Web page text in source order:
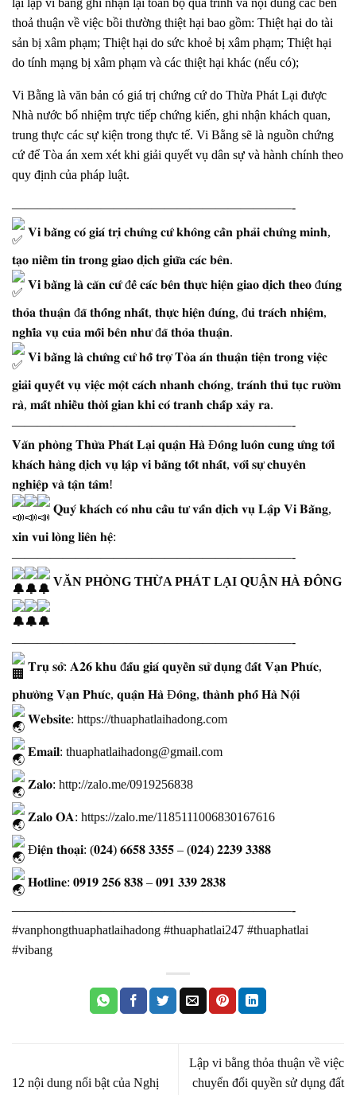
thoả thuận về việc bồi thường thiệt hại bao gồm: Thiệt hại do tài
sản bị xâm phạm; Thiệt hại do sức khoẻ bị xâm phạm; Thiệt hại
do tính mạng bị xâm phạm và các thiệt hại khác (nếu có);
Vi Bằng là văn bản có giá trị chứng cứ do Thừa Phát Lại được
Nhà nước bổ nhiệm trực tiếp chứng kiến, ghi nhận khách quan,
trung thực các sự kiện trong thực tế. Vi Bằng sẽ là nguồn chứng
cứ để Tòa án xem xét khi giải quyết vụ dân sự và hành chính theo
quy định của pháp luật.
——————————————————————-
𝐕𝐢 𝐛𝐚̆̀𝐧𝐠 𝐜𝐨́ 𝐠𝐢𝐚́ 𝐭𝐫𝐢̣ 𝐜𝐡𝐮̛́𝐧𝐠 𝐜𝐮̛́ 𝐤𝐡𝐨̂𝐧𝐠 𝐜𝐚̂̀𝐧 𝐩𝐡𝐚̉𝐢 𝐜𝐡𝐮̛́𝐧𝐠 𝐦𝐢𝐧𝐡,
𝐭𝐚̣𝐨 𝐧𝐢𝐞̂̀𝐦 𝐭𝐢𝐧 𝐭𝐫𝐨𝐧𝐠 𝐠𝐢𝐚𝐨 𝐝𝐢̣𝐜𝐡 𝐠𝐢𝐮̛̃𝐚 𝐜𝐚́𝐜 𝐛𝐞̂𝐧.
𝐕𝐢 𝐛𝐚̆̀𝐧𝐠 𝐥𝐚̀ 𝐜𝐚̆𝐧 𝐜𝐮̛́ đ𝐞̂̉ 𝐜𝐚́𝐜 𝐛𝐞̂𝐧 𝐭𝐡𝐮̛̣𝐜 𝐡𝐢𝐞̣̂𝐧 𝐠𝐢𝐚𝐨 𝐝𝐢̣𝐜𝐡 𝐭𝐡𝐞𝐨 đ𝐮́𝐧𝐠
𝐭𝐡𝐨̉𝐚 𝐭𝐡𝐮𝐚̣̂𝐧 đ𝐚̃ 𝐭𝐡𝐨̂́𝐧𝐠 𝐧𝐡𝐚̂́𝐭, 𝐭𝐡𝐮̛̣𝐜 𝐡𝐢𝐞̣̂𝐧 đ𝐮́𝐧𝐠, đ𝐮̉ 𝐭𝐫𝐚́𝐜𝐡 𝐧𝐡𝐢𝐞̣̂𝐦,
𝐧𝐠𝐡𝐢̃𝐚 𝐯𝐮̣ 𝐜𝐮̉𝐚 𝐦𝐨̂̃𝐢 𝐛𝐞̂𝐧 𝐧𝐡𝐮̛ đ𝐚̃ 𝐭𝐡𝐨̉𝐚 𝐭𝐡𝐮𝐚̣̂𝐧.
𝐕𝐢 𝐛𝐚̆̀𝐧𝐠 𝐥𝐚̀ 𝐜𝐡𝐮̛́𝐧𝐠 𝐜𝐮̛́ 𝐡𝐨̂̃ 𝐭𝐫𝐨̛̣ 𝐓𝐨̀𝐚 𝐚́𝐧 𝐭𝐡𝐮𝐚̣̂𝐧 𝐭𝐢𝐞̣̂𝐧 𝐭𝐫𝐨𝐧𝐠 𝐯𝐢𝐞̣̂𝐜
𝐠𝐢𝐚̉𝐢 𝐪𝐮𝐲𝐞̂́𝐭 𝐯𝐮̣ 𝐯𝐢𝐞̣̂𝐜 𝐦𝐨̣̂𝐭 𝐜𝐚́𝐜𝐡 𝐧𝐡𝐚𝐧𝐡 𝐜𝐡𝐨́𝐧𝐠, 𝐭𝐫𝐚́𝐧𝐡 𝐭𝐡𝐮̉ 𝐭𝐮̣𝐜 𝐫𝐮̛𝐨̛̀𝐦
𝐫𝐚̀, 𝐦𝐚̂́𝐭 𝐧𝐡𝐢𝐞̂̀𝐮 𝐭𝐡𝐨̛̀𝐢 𝐠𝐢𝐚𝐧 𝐤𝐡𝐢 𝐜𝐨́ 𝐭𝐫𝐚𝐧𝐡 𝐜𝐡𝐚̂́𝐩 𝐱𝐚̉𝐲 𝐫𝐚.
——————————————————————-
𝐕𝐚̆𝐧 𝐩𝐡𝐨̀𝐧𝐠 𝐓𝐡𝐮̛̀𝐚 𝐏𝐡𝐚́𝐭 𝐋𝐚̣𝐢 𝐪𝐮𝐚̣̂𝐧 𝐇𝐚̀ Đ𝐨̂𝐧𝐠 𝐥𝐮𝐨̂𝐧 𝐜𝐮𝐧𝐠 𝐮̛́𝐧𝐠 𝐭𝐨̛́𝐢
𝐤𝐡𝐚́𝐜𝐡 𝐡𝐚̀𝐧𝐠 𝐝𝐢̣𝐜𝐡 𝐯𝐮̣ 𝐥𝐚̣̂𝐩 𝐯𝐢 𝐛𝐚̆̀𝐧𝐠 𝐭𝐨̂́𝐭 𝐧𝐡𝐚̂́𝐭, 𝐯𝐨̛́𝐢 𝐬𝐮̛̣ 𝐜𝐡𝐮𝐲𝐞̂𝐧
𝐧𝐠𝐡𝐢𝐞̣̂𝐩 𝐯𝐚̀ 𝐭𝐚̣̂𝐧 𝐭𝐚̂𝐦!
𝐐𝐮𝐲́ 𝐤𝐡𝐚́𝐜𝐡 𝐜𝐨́ 𝐧𝐡𝐮 𝐜𝐚̂̀𝐮 𝐭𝐮̛ 𝐯𝐚̂́𝐧 𝐝𝐢̣𝐜𝐡 𝐯𝐮̣ 𝐋𝐚̣̂𝐩 𝐕𝐢 𝐁𝐚̆̀𝐧𝐠,
𝐱𝐢𝐧 𝐯𝐮𝐢 𝐥𝐨̀𝐧𝐠 𝐥𝐢𝐞̂𝐧 𝐡𝐞̣̂:
——————————————————————-
VĂN PHÒNG THỪA PHÁT LẠI QUẬN HÀ ĐÔNG
——————————————————————-
𝐓𝐫𝐮̣ 𝐬𝐨̛̉: 𝐀𝟐𝟔 𝐤𝐡𝐮 đ𝐚̂́𝐮 𝐠𝐢𝐚́ 𝐪𝐮𝐲𝐞̂̀𝐧 𝐬𝐮̛̉ 𝐝𝐮̣𝐧𝐠 đ𝐚̂́𝐭 𝐕𝐚̣𝐧 𝐏𝐡𝐮́𝐜,
𝐩𝐡𝐮̛𝐨̛̀𝐧𝐠 𝐕𝐚̣𝐧 𝐏𝐡𝐮́𝐜, 𝐪𝐮𝐚̣̂𝐧 𝐇𝐚̀ Đ𝐨̂𝐧𝐠, 𝐭𝐡𝐚̀𝐧𝐡 𝐩𝐡𝐨̂́ 𝐇𝐚̀ 𝐍𝐨̣̂𝐢
𝐖𝐞𝐛𝐬𝐢𝐭𝐞: https://thuaphatlaihadong.com
𝐄𝐦𝐚𝐢𝐥: thuaphatlaihadong@gmail.com
𝐙𝐚𝐥𝐨: http://zalo.me/0919256838
𝐙𝐚𝐥𝐨 𝐎𝐀: https://zalo.me/1185111006830167616
Đ𝐢𝐞̣̂𝐧 𝐭𝐡𝐨𝐚̣𝐢: (𝟎𝟐𝟒) 𝟔𝟔𝟓𝟖 𝟑𝟑𝟓𝟓 – (𝟎𝟐𝟒) 𝟐𝟐𝟑𝟗 𝟑𝟑𝟖𝟖
𝐇𝐨𝐭𝐥𝐢𝐧𝐞: 𝟎𝟗𝟏𝟗 𝟐𝟓𝟔 𝟖𝟑𝟖 – 𝟎𝟗𝟏 𝟑𝟑𝟗 𝟐𝟖𝟑𝟖
️——————————————————————- ️ ️ ️ ️
#vanphongthuaphatlaihadong #thuaphatlai247 #thuaphatlai
#vibang
12 nội dung nổi bật của Nghị
Lập vi bằng thỏa thuận về việc
chuyển đổi quyền sử dụng đất